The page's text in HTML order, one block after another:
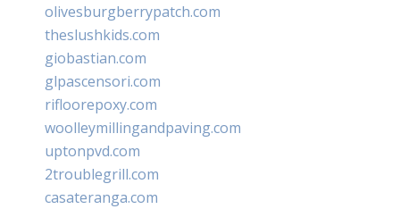
olivesburgberrypatch.com
theslushkids.com
giobastian.com
glpascensori.com
rifloorepoxy.com
woolleymillingandpaving.com
uptonpvd.com
2troublegrill.com
casateranga.com